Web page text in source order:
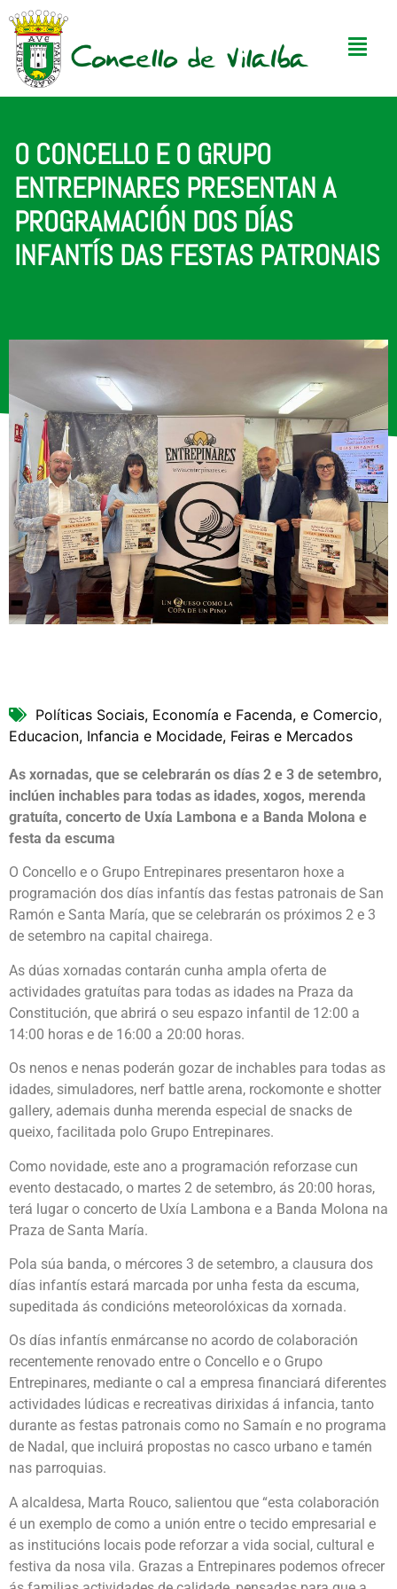
O CONCELLO E O GRUPO
ENTREPINARES PRESENTAN A
PROGRAMACIÓN DOS DÍAS
INFANTÍS DAS FESTAS PATRONAIS
Políticas Sociais, Economía e Facenda, e Comercio,
Educacion, Infancia e Mocidade, Feiras e Mercados
As xornadas, que se celebrarán os días 2 e 3 de setembro,
inclúen inchables para todas as idades, xogos, merenda
gratuíta, concerto de Uxía Lambona e a Banda Molona e
festa da escuma
O Concello e o Grupo Entrepinares presentaron hoxe a
programación dos días infantís das festas patronais de San
Ramón e Santa María, que se celebrarán os próximos 2 e 3
de setembro na capital chairega.
As dúas xornadas contarán cunha ampla oferta de
actividades gratuítas para todas as idades na Praza da
Constitución, que abrirá o seu espazo infantil de 12:00 a
14:00 horas e de 16:00 a 20:00 horas.
Os nenos e nenas poderán gozar de inchables para todas as
idades, simuladores, nerf battle arena, rockomonte e shotter
gallery, ademais dunha merenda especial de snacks de
queixo, facilitada polo Grupo Entrepinares.
Como novidade, este ano a programación reforzase cun
evento destacado, o martes 2 de setembro, ás 20:00 horas,
terá lugar o concerto de Uxía Lambona e a Banda Molona na
Praza de Santa María.
Pola súa banda, o mércores 3 de setembro, a clausura dos
días infantís estará marcada por unha festa da escuma,
supeditada ás condicións meteorolóxicas da xornada.
Os días infantís enmárcanse no acordo de colaboración
recentemente renovado entre o Concello e o Grupo
Entrepinares, mediante o cal a empresa financiará diferentes
actividades lúdicas e recreativas dirixidas á infancia, tanto
durante as festas patronais como no Samaín e no programa
de Nadal, que incluirá propostas no casco urbano e tamén
nas parroquias.
A alcaldesa, Marta Rouco, salientou que “esta colaboración
é un exemplo de como a unión entre o tecido empresarial e
as institucións locais pode reforzar a vida social, cultural e
festiva da nosa vila. Grazas a Entrepinares podemos ofrecer